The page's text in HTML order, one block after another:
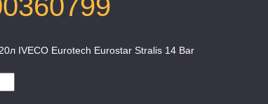
IVECO Eurotech Eurostar Stralis 14 Bar